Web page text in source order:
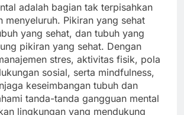
adalah bagian tak terpisahkan
menyeluruh. Pikiran yang sehat
yang sehat, dan tubuh yang
pikiran yang sehat. Dengan
stres, aktivitas fisik, pola
sosial, serta mindfulness,
keseimbangan tubuh dan
tanda-tanda gangguan mental
lingkungan yang mendukung